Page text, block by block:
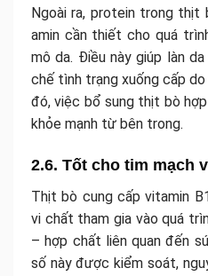
Ngoài ra, protein trong thịt
amin cần thiết cho quá
mô da. Điều này giúp làn
chế tình trạng xuống cấp
đó, việc bổ sung thịt bò
khỏe mạnh từ bên trong.
2.6. Tốt cho tim mạch
Thịt bò cung cấp vitamin
vi chất tham gia vào quá
– hợp chất liên quan đến
số này được kiểm soát,